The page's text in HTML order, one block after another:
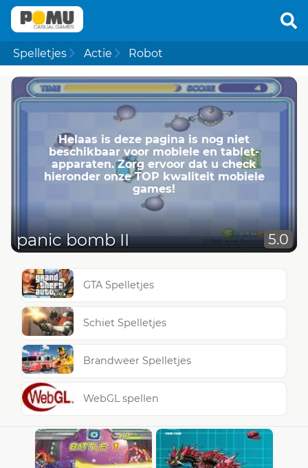
Spelletjes Actie Robot
Helaas is deze pagina is nog niet
beschikbaar voor mobiele en tablet-
apparaten. Zorg ervoor dat u check
hieronder onze TOP kwaliteit mobiele
games!
panic bomb II 5.0
GTA Spelletjes
Schiet Spelletjes
Brandweer Spelletjes
WebGL spellen